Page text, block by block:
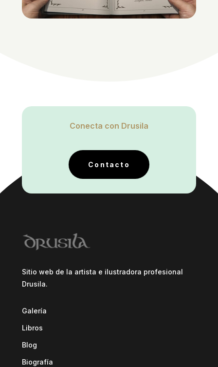
Conecta con Drusila
Contacto
Sitio web de la artista e ilustradora profesional
Drusila.
Galería
Libros
Blog
Biografía